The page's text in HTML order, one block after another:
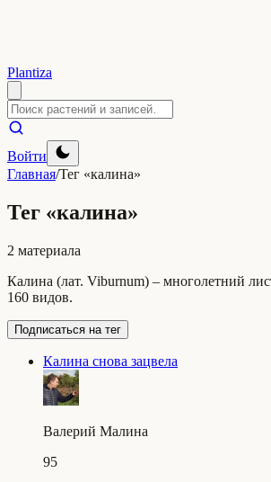
Plantiza
Войти
Главная/Тег «калина»
Тег «калина»
2 материала
Калина (лат. Viburnum) – многолетний
160 видов.
Подписаться на тег
Калина снова зацвела
Валерий Малина
95